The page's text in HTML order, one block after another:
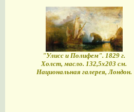
"Улисс и Полифем". 1829 г.
Холст, масло. 132,5х203 см.
Национальная галерея, Лондон.